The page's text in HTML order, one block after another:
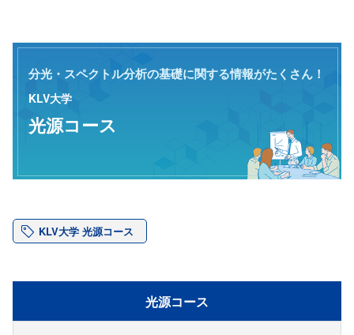
分光・スペクトル分析の基礎に関する情報がたくさん！
KLV大学
光源コース
KLV大学 光源コース
光源コース